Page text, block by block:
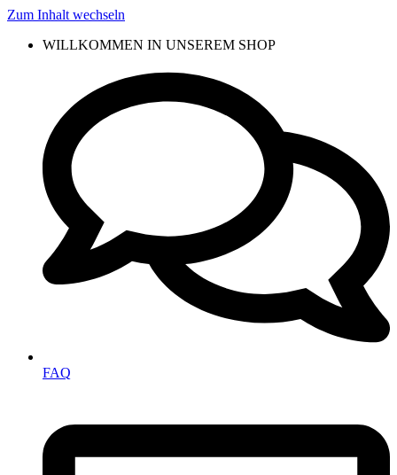
Zum Inhalt wechseln
WILLKOMMEN IN UNSEREM SHOP
FAQ